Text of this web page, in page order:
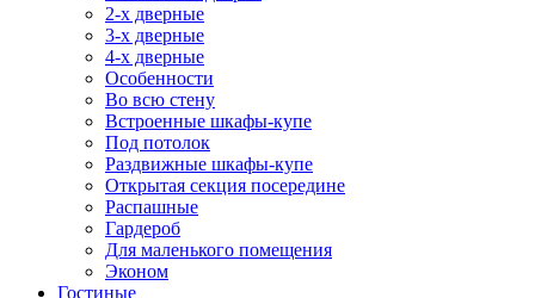
2-х дверные
3-х дверные
4-х дверные
Особенности
Во всю стену
Встроенные шкафы-купе
Под потолок
Раздвижные шкафы-купе
Открытая секция посередине
Распашные
Гардероб
Для маленького помещения
Эконом
Гостиные